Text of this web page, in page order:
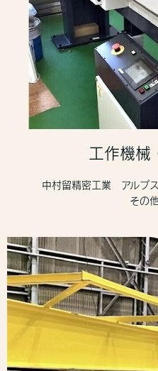
工作機械
中村留精密工業 アルプ
その他